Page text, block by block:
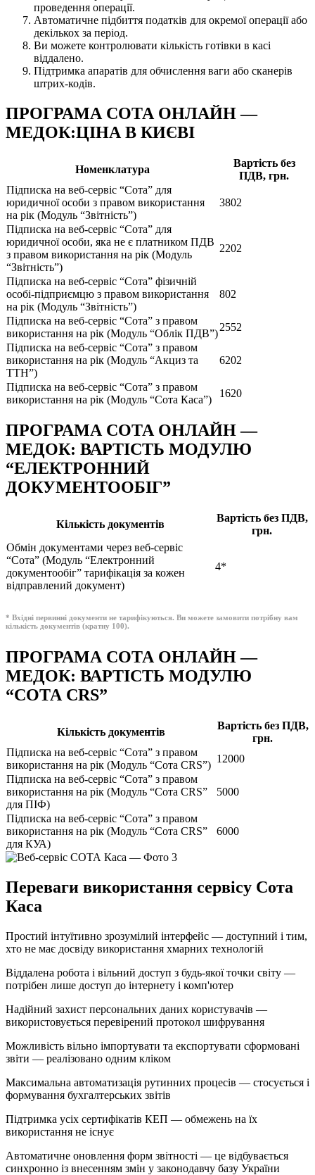
проведення операції.
Автоматичне підбиття податків для окремої операції або
декількох за період.
Ви можете контролювати кількість готівки в касі
віддалено.
Підтримка апаратів для обчислення ваги або сканерів
штрих-кодів.
ПРОГРАМА СОТА ОНЛАЙН —
МЕДОК:ЦІНА В КИЄВІ
Номенклатура
Вартість без
ПДВ, грн.
Підписка на веб-сервіс “Сота” для
юридичної особи з правом використання
на рік (Модуль “Звітність”)
3802
Підписка на веб-сервіс “Сота” для
юридичної особи, яка не є платником ПДВ
з правом використання на рік (Модуль
“Звітність”)
2202
Підписка на веб-сервіс “Сота” фізичній
особі-підприємцю з правом використання
на рік (Модуль “Звітність”)
802
Підписка на веб-сервіс “Сота” з правом
використання на рік (Модуль “Облік ПДВ”)
2552
Підписка на веб-сервіс “Сота” з правом
використання на рік (Модуль “Акциз та
ТТН”)
6202
Підписка на веб-сервіс “Сота” з правом
використання на рік (Модуль “Сота Каса”)
1620
ПРОГРАМА СОТА ОНЛАЙН —
МЕДОК: ВАРТІСТЬ МОДУЛЮ
“ЕЛЕКТРОННИЙ
ДОКУМЕНТООБІГ”
Кількість документів
Вартість без ПДВ,
грн.
Обмін документами через веб-сервіс
“Сота” (Модуль “Електронний
документообіг” тарифікація за кожен
відправлений документ)
4*
* Вхідні первинні документи не тарифікуються. Ви можете замовити потрібну вам
кількість документів (кратну 100).
ПРОГРАМА СОТА ОНЛАЙН —
МЕДОК: ВАРТІСТЬ МОДУЛЮ
“СОТА CRS”
Кількість документів
Вартість без ПДВ,
грн.
Підписка на веб-сервіс “Сота” з правом
використання на рік (Модуль “Сота CRS”)
12000
Підписка на веб-сервіс “Сота” з правом
використання на рік (Модуль “Сота CRS”
для ПІФ)
5000
Підписка на веб-сервіс “Сота” з правом
використання на рік (Модуль “Сота CRS”
для КУА)
6000
Переваги використання сервісу Сота
Каса
Простий інтуїтивно зрозумілий інтерфейс — доступний і тим,
хто не має досвіду використання хмарних технологій
Віддалена робота і вільний доступ з будь-якої точки світу —
потрібен лише доступ до інтернету і комп'ютер
Надійний захист персональних даних користувачів —
використовується перевірений протокол шифрування
Можливість вільно імпортувати та експортувати сформовані
звіти — реалізовано одним кліком
Максимальна автоматизація рутинних процесів — стосується і
формування бухгалтерських звітів
Підтримка усіх сертифікатів КЕП — обмежень на їх
використання не існує
Автоматичне оновлення форм звітності — це відбувається
синхронно із внесенням змін у законодавчу базу України